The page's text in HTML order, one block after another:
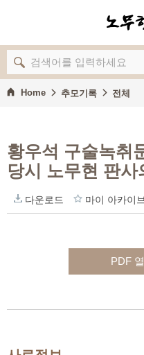
Home 추모기록 전체
황우석 구술녹취
당시 노무현 판사
다운로드 마이 아카이
PDF